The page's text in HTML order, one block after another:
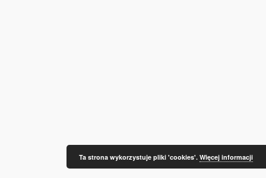
Ta strona wykorzystuje pliki 'cookies'. Więcej informacji